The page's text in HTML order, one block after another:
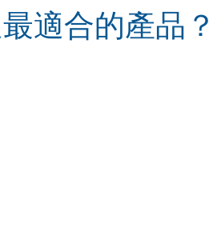
適合的產品？